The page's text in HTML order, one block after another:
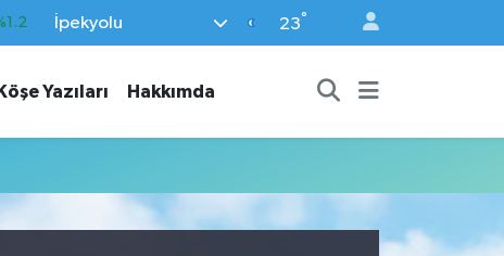
19
İpekyolu 23°
Köşe Yazıları Hakkımda